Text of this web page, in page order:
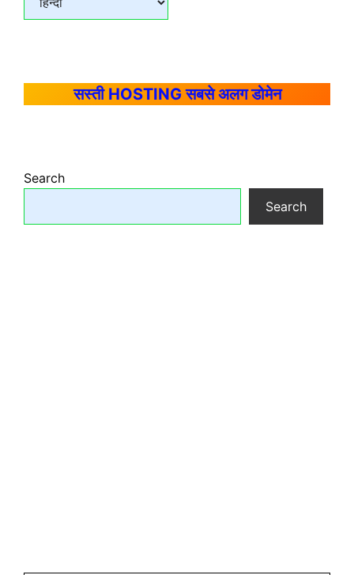
सस्ती HOSTING सबसे अलग डोमेन
Search
Search